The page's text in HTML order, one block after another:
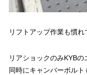
リフトアップ作業も慣れ
リアショックのみKYBの
同時にキャンバーボル